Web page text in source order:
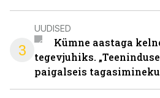
3
UUDISED
Kümne aastaga
tegevjuhiks.
paigalseis